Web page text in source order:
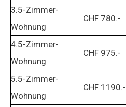
3.5-Zimmer-
Wohnung
CHF 780.-
4.5-Zimmer-
Wohnung
CHF 975.-
5.5-Zimmer-
Wohnung
CHF 1190.-